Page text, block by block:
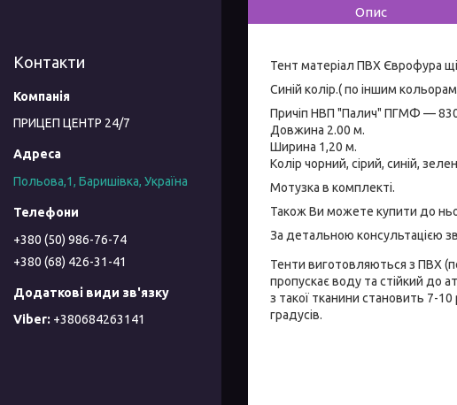
Опис
Тент матеріал ПВХ Єврофура
Синій колір.( по іншим
Причіп НВП "Палич" ПГМФ —
Довжина 2.00 м.
Ширина 1,20 м.
Колір чорний, сірий, синій,
Мотузка в комплекті.
Також Ви можете купити до
За детальною консультацією
Тенти виготовляються з ПВХ
пропускає воду та стійкий до
з такої тканини становить 7-
градусів.
Контакти
ПРИЦЕП ЦЕНТР 24/7
Польова,1, Баришівка, Україна
+380 (50) 986-76-74
+380 (68) 426-31-41
+380684263141